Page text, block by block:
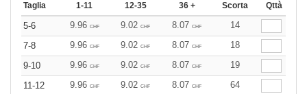
Taglia 1-11 12-35 36 + Scorta Qttà
5-6 9.96 CHF 9.02 CHF 8.07 CHF
14
7-8
9.96 CHF 9.02 CHF 8.07 CHF
18
9-10
9.96 CHF 9.02 CHF 8.07 CHF
19
11-12
9.96 CHF 9.02 CHF 8.07 CHF 64